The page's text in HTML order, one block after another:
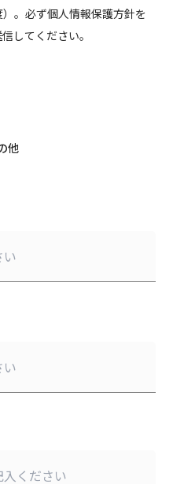
。必ず個人情報保護方針を
してください。
他